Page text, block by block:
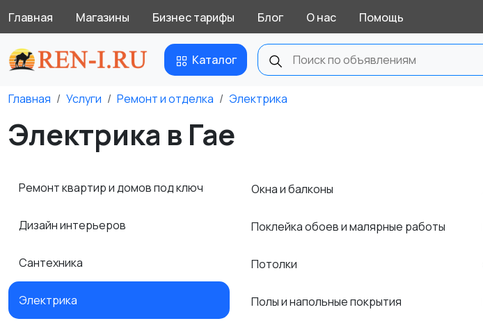
Главная Магазины Бизнес тарифы Блог О нас Помощь
Каталог
Главная Услуги Ремонт и отделка Электрика
Электрика в Гае
Ремонт квартир и домов под ключ
Дизайн интерьеров
Сантехника
Электрика
Окна и балконы
Поклейка обоев и малярные работы
Потолки
Полы и напольные покрытия